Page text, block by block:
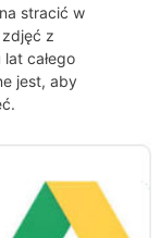
stracić w
z
całego
jest, aby